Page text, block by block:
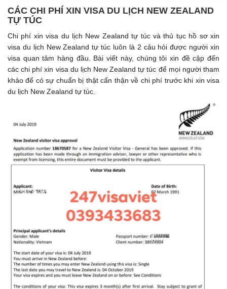
CÁC CHI PHÍ XIN VISA DU LỊCH NEW ZEALAND
TỰ TÚC
Chi phí xin visa du lịch New Zealand tự túc và thủ tục hồ sơ xin
visa du lịch New Zealand tự túc luôn là 2 câu hỏi được người xin
visa quan tâm hàng đầu. Bài viết này, chúng tôi xin đề cập đến
các chi phí xin visa du lịch New Zealand tự túc để mọi người tham
khảo để có sự chuẩn bị thật cẩn thận về chi phí trước khi xin visa
du lịch New Zealand tự túc.